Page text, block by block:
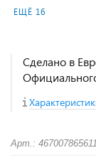
ЕЩЁ 16
Сделано в
Арт.: